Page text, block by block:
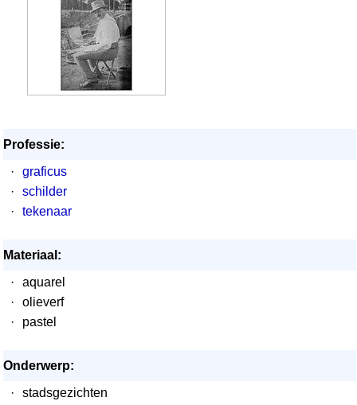
Professie:
·
graficus
·
schilder
·
tekenaar
Materiaal:
·
aquarel
·
olieverf
·
pastel
Onderwerp:
·
stadsgezichten